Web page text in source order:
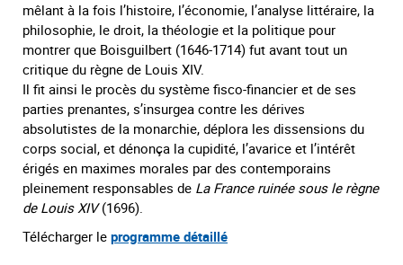
mêlant à la fois l’histoire, l’économie, l’analyse littéraire, la
philosophie, le droit, la théologie et la politique pour
montrer que Boisguilbert (1646-1714) fut avant tout un
critique du règne de Louis XIV.
Il fit ainsi le procès du système fisco-financier et de ses
parties prenantes, s’insurgea contre les dérives
absolutistes de la monarchie, déplora les dissensions du
corps social, et dénonça la cupidité, l’avarice et l’intérêt
érigés en maximes morales par des contemporains
pleinement responsables de La France ruinée sous le règne
de Louis XIV(1696).
Télécharger le programme détaillé